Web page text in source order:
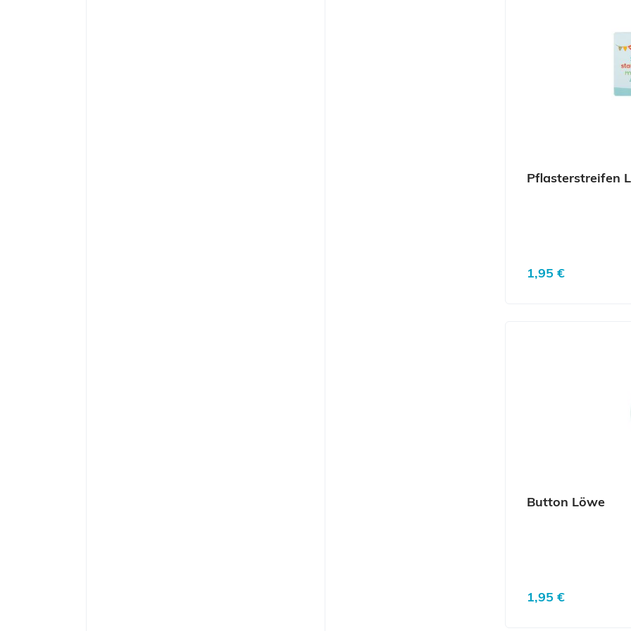
Pflasterstreifen
Regulärer Preis:
1,95 €
Button Löwe
Regulärer Preis:
1,95 €